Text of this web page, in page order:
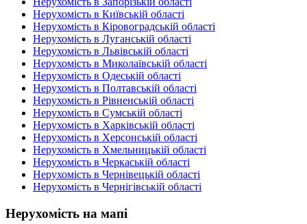
Нерухомість в Київській області
Нерухомість в Кіровоградській області
Нерухомість в Луганській області
Нерухомість в Львівській області
Нерухомість в Миколаївській області
Нерухомість в Одеській області
Нерухомість в Полтавській області
Нерухомість в Рівненській області
Нерухомість в Сумській області
Нерухомість в Харківській області
Нерухомість в Херсонській області
Нерухомість в Хмельницькій області
Нерухомість в Черкаській області
Нерухомість в Чернівецькій області
Нерухомість в Чернігівській області
Нерухомість на мапі